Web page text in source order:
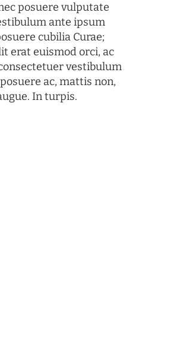
posuere vulputate
ante ipsum
cubilia Curae;
erat euismod orci, ac
vestibulum
ac, mattis non,
In turpis.